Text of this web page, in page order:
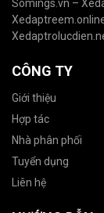
Somings.vn –
CÔNG TY
Giới thiệu
Hợp tác
Nhà phân phối
Tuyển dụng
Liên hệ